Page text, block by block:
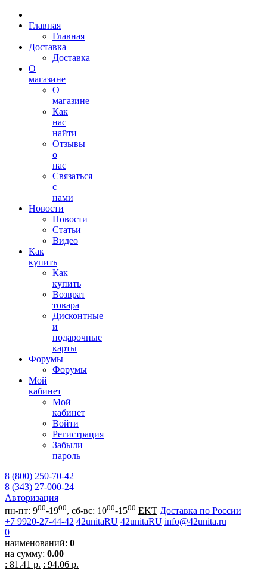
Главная
Главная
Доставка
Доставка
О
магазине
О
магазине
Как
нас
найти
Отзывы
о
нас
Связаться
с
нами
Новости
Новости
Статьи
Видео
Как
купить
Как
купить
Возврат
товара
Дисконтные
и
подарочные
карты
Форумы
Форумы
Мой
кабинет
Мой
кабинет
Войти
Регистрация
Забыли
пароль
8 (800) 250-70-42
8 (343) 27-000-24
Авторизация
пн-пт: 900-1900, сб-вс: 1000-1500 EKT Доставка по России
+7 9920-27-44-42 42unitaRU 42unitaRU info@42unita.ru
0
наименований: 0
на сумму: 0.00
: 81.41 р. : 94.06 р.